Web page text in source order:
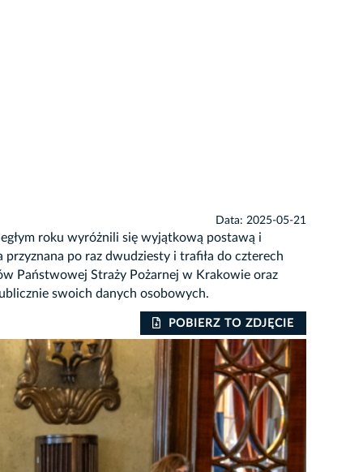
Data: 2025-05-21
roku wyróżnili się wyjątkową postawą i
po raz dwudziesty i trafiła do czterech
Państwowej Straży Pożarnej w Krakowie oraz
swoich danych osobowych.
POBIERZ TO ZDJĘCIE